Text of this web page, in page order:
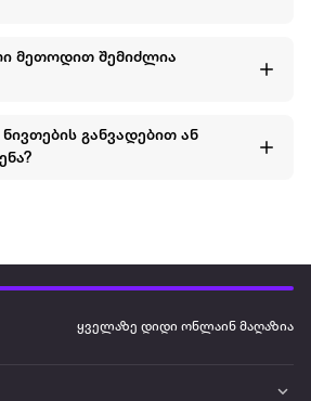
მეთოდით შემიძლია
განვადებით ან
ყველაზე დიდი ონლაინ მაღაზია